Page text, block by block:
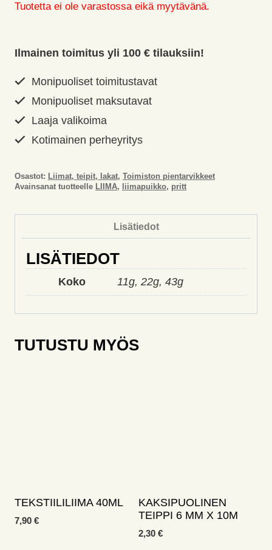
Tuotetta ei ole varastossa eikä myytävänä.
Ilmainen toimitus yli 100 € tilauksiin!
Monipuoliset toimitustavat
Monipuoliset maksutavat
Laaja valikoima
Kotimainen perheyritys
Osastot: Liimat, teipit, lakat, Toimiston pientarvikkeet
Avainsanat tuotteelle LIIMA, liimapuikko, pritt
Lisätiedot
LISÄTIEDOT
Koko 11g, 22g, 43g
TUTUSTU MYÖS
TEKSTIILILIIMA 40ML
7,90 €
KAKSIPUOLINEN
TEIPPI 6 MM X 10M
2,30 €